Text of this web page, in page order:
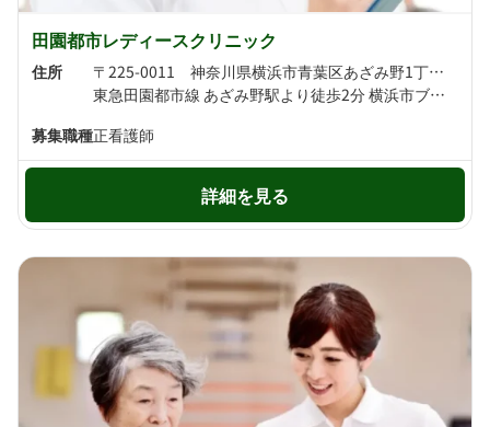
田園都市レディースクリニック
住所
〒225-0011 神奈川県横浜市青葉区あざみ野1丁目5-1
東急田園都市線 あざみ野駅より徒歩2分 横浜市ブルーライン あざみ野駅より徒歩3分
募集職種正看護師
詳細を見る